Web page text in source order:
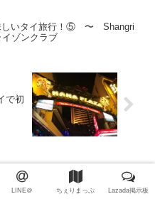
しいタイ旅行！⑤ 〜 Shangri
ゾンクラブ
で初
LINE＠ ちぇりまっぷ Lazada掲示板